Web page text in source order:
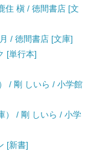
住 槇 / 徳間書店 [文
/ 徳間書店 [文庫]
[単行本]
/ 剛 しいら / 小学館
） / 剛 しいら / 小学
[新書]